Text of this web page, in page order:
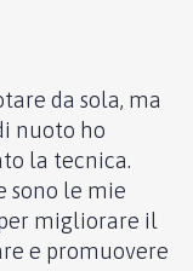
da sola, ma
nuoto ho
la tecnica.
sono le mie
migliorare il
e promuovere